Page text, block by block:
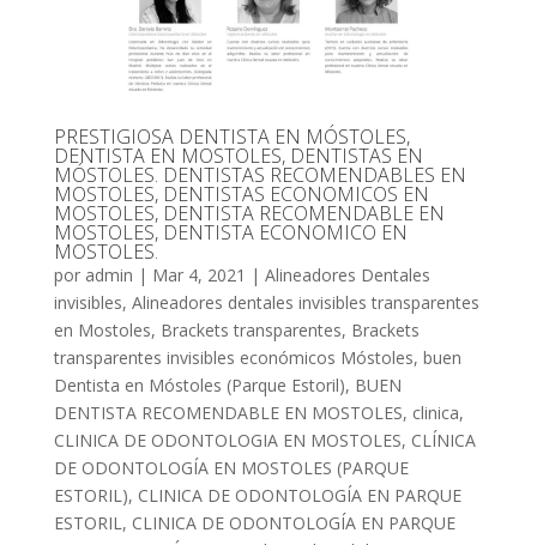
PRESTIGIOSA DENTISTA EN MÓSTOLES,
DENTISTA EN MOSTOLES, DENTISTAS EN
MÓSTOLES. DENTISTAS RECOMENDABLES EN
MOSTOLES, DENTISTAS ECONOMICOS EN
MOSTOLES, DENTISTA RECOMENDABLE EN
MOSTOLES, DENTISTA ECONOMICO EN
MOSTOLES.
por admin | Mar 4, 2021 | Alineadores Dentales
invisibles, Alineadores dentales invisibles transparentes
en Mostoles, Brackets transparentes, Brackets
transparentes invisibles económicos Móstoles, buen
Dentista en Móstoles (Parque Estoril), BUEN
DENTISTA RECOMENDABLE EN MOSTOLES, clinica,
CLINICA DE ODONTOLOGIA EN MOSTOLES, CLÍNICA
DE ODONTOLOGÍA EN MOSTOLES (PARQUE
ESTORIL), CLINICA DE ODONTOLOGÍA EN PARQUE
ESTORIL, CLINICA DE ODONTOLOGÍA EN PARQUE